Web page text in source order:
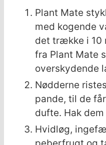
Plant Mate
med kogende
det trække i 10
fra Plant Mate
overskydende
Nødderne
pande, til de
dufte. Hak
Hvidløg,